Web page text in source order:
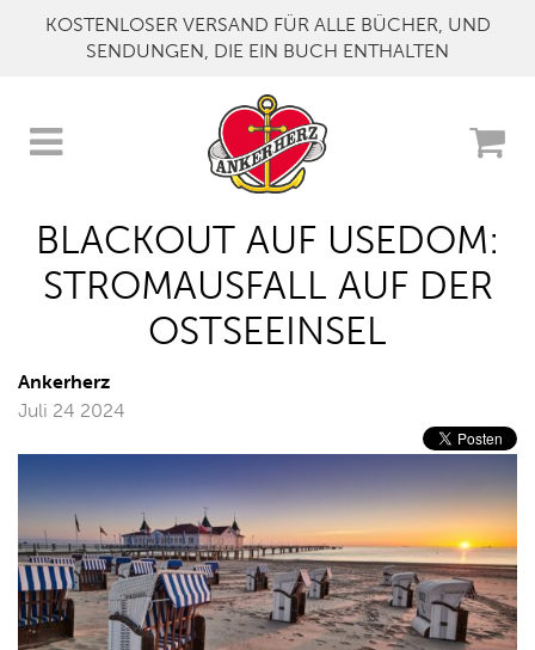
KOSTENLOSER VERSAND FÜR ALLE BÜCHER, UND
SENDUNGEN, DIE EIN BUCH ENTHALTEN
BLACKOUT AUF USEDOM:
STROMAUSFALL AUF DER
OSTSEEINSEL
Ankerherz
Juli 24 2024